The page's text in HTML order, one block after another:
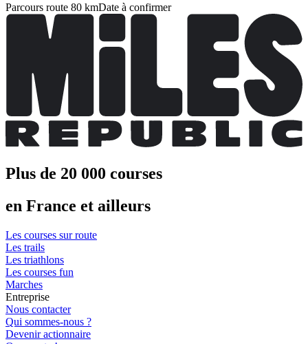
Parcours route 80 kmDate à confirmer
Plus de 20 000 courses
en France et ailleurs
Les courses sur route
Les trails
Les triathlons
Les courses fun
Marches
Entreprise
Nous contacter
Qui sommes-nous ?
Devenir actionnaire